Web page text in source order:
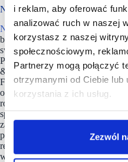
i reklam, aby oferować
analizować ruch w naszej
korzystasz z naszej
społecznościowym,
Partnerzy mogą połączyć
otrzymanymi od Ciebie lub
korzystania z ich usług.
Zezwól
Nhood Services Poland
Nhood Services Poland świadczy
branży nieruchomości
swoich klientów i kreować
Portfolio usług firmy, w ramach
& Asset Services (PAS),
Fund & Investment (RFI),
obiektami handlowymi, wynajem
rozwój nieruchomości, asset
sprzedaż terenów pod
zarządza 25 centrami i galeriami
powierzchni blisko 700 tys. mkw.
reprezentuje 54 centra handlowe,
w Warszawie, 28 obiektów